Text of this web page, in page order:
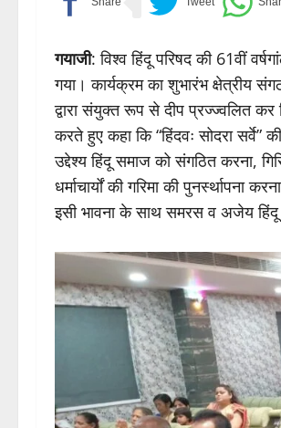
गयाजी: विश्व हिंदू परिषद की 61वीं
गया। कार्यक्रम का शुभारंभ क्षेत्रीय
द्वारा संयुक्त रूप से दीप प्रज्ज्वलित
करते हुए कहा कि “हिंदवः सोदरा सर्वे”
उद्देश्य हिंदू समाज को संगठित करना,
धर्माचार्यों की गरिमा की पुनर्स्थापना
इसी भावना के साथ समरस व अजेय हिंदू